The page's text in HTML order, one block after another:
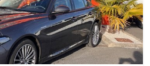
intérieur électro-
de téléphone à induction
semi-autonome
Projecteurs adaptatifs